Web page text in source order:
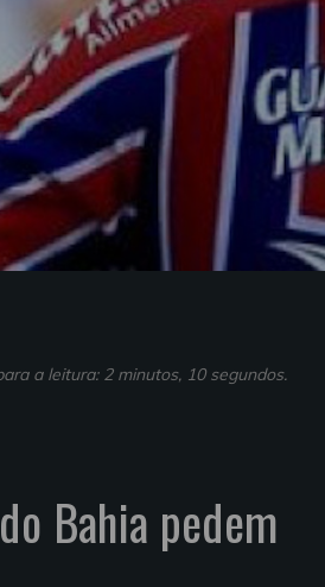
a leitura: 2 minutos, 10 segundos.
Bahia pedem